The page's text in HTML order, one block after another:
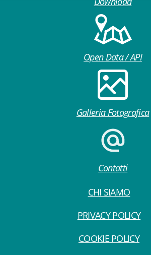
Open Data / API
Galleria Fotografica
Contatti
CHI SIAMO
PRIVACY POLICY
COOKIE POLICY